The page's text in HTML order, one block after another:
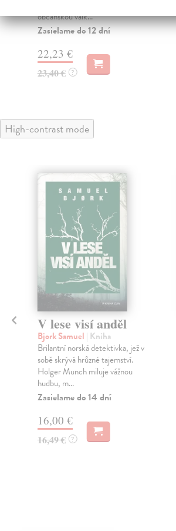
občanskou válk...
Zasielame do 12 dní
22,23 €
23,40 € ?
High-contrast mode
V lese visí anděl
Bjork Samuel | Kniha
Brilantní norská detektivka, jež v
sobě skrývá hrůzné tajemství.
Holger Munch miluje vážnou
hudbu, m...
Zasielame do 14 dní
16,00 €
16,49 € ?